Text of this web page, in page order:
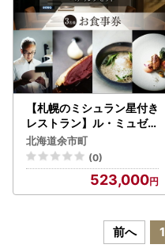
【札幌のミシュラン星付き
レストラン】ル・ミュゼが
余市の食材で創るフルコー
ス“menu Yoichi”ペアリン
グセット〈3名様分〉_Y0
北海道余市町
(0)
523,000
前へ 1